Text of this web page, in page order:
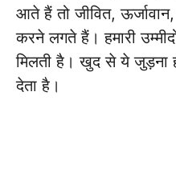
आते हैं तो जीवित,
करने लगते हैं। हमारी
मिलती है। खुद से ये
देता है।